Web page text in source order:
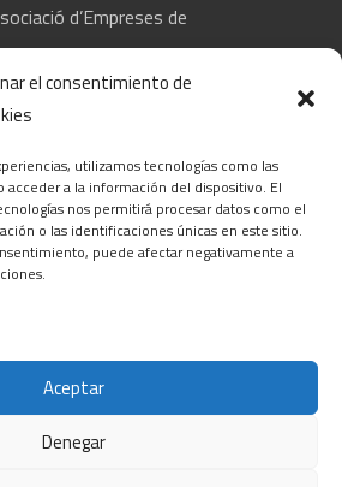
el consentimiento de
utilizamos tecnologías como las
acceder a la información del dispositivo. El
nos permitirá procesar datos como el
o las identificaciones únicas en este sitio.
puede afectar negativamente a
Aceptar
Denegar
d’Empreses de
Tortosa 43500
607333789
Política de cookies